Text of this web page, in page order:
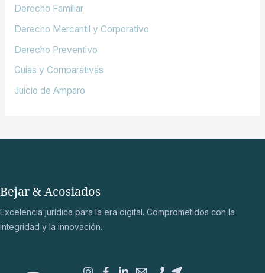
Derecho Familiar
Derecho Mercantil y Corporativo
Derecho Preventivo
Guías y Comparativas
Juicio de Amparo
Bejar & Acosiados
Excelencia jurídica para la era digital. Comprometidos con la
integridad y la innovación.